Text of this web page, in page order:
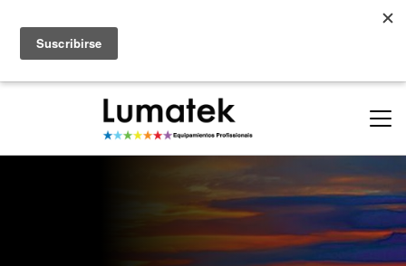
ONDE COMPRAR